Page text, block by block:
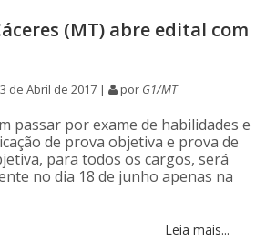
(MT) abre edital com
de Abril de 2017 | por G1/MT
passar por exame de habilidades e
de prova objetiva e prova de
para todos os cargos, será
no dia 18 de junho apenas na
Leia mais...